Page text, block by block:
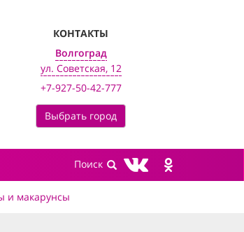
КОНТАКТЫ
Волгоград
ул. Советская, 12
+7-927-50-42-777
Выбрать город
и макарунсы